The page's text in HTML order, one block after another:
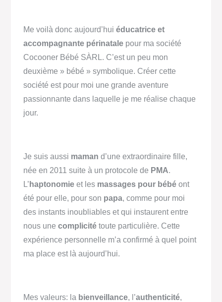
Me voilà donc aujourd’huiéducatrice et
accompagnante périnatale pour ma société
Cocooner Bébé SÀRL. C’est un peu mon
deuxième » bébé » symbolique. Créer cette
société est pour moi une grande aventure
passionnante dans laquelle je me réalise chaque
jour.
Je suis aussi maman d’une extraordinaire fille,
née en 2011 suite à un protocole de PMA.
L’ haptonomie et les massages pour bébé ont
été pour elle, pour son papa, comme pour moi
des instants inoubliables et qui instaurent entre
nous unecomplicité toute particulière. Cette
expérience personnelle m’a confirmé à quel point
ma place est là aujourd’hui.
Mes valeurs: la bienveillance, l’authenticité,